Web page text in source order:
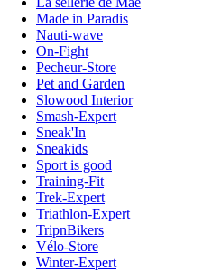
Made in Paradis
Nauti-wave
On-Fight
Pecheur-Store
Pet and Garden
Slowood Interior
Smash-Expert
Sneak'In
Sneakids
Sport is good
Training-Fit
Trek-Expert
Triathlon-Expert
TripnBikers
Vélo-Store
Winter-Expert